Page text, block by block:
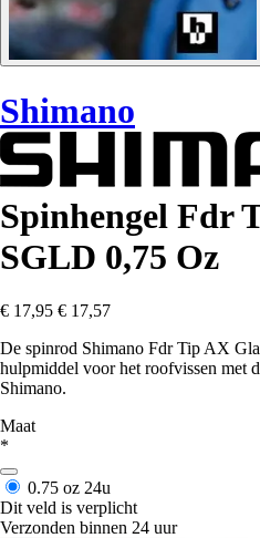
Shimano
Spinhengel Fdr
SGLD 0,75 Oz
€ 17,95 € 17,57
De spinrod Shimano Fdr Tip AX
hulpmiddel voor het roofvissen met
Shimano.
Maat
*
0.75 oz 24u
Dit veld is verplicht
Verzonden binnen 24 uur